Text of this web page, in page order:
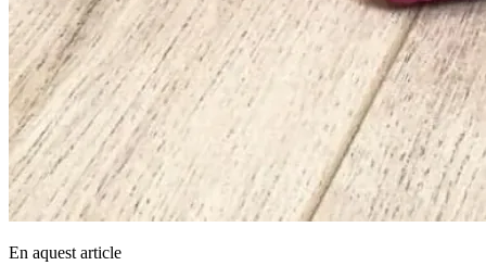
En aquest article